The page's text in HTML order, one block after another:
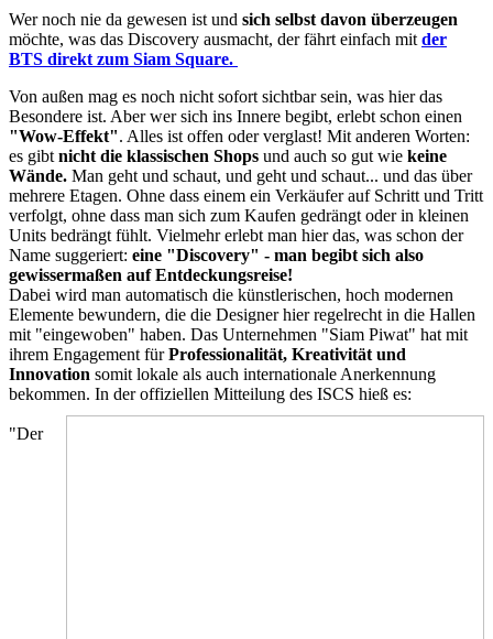
Wer noch nie da gewesen ist und sich selbst davon überzeugen
möchte, was das Discovery ausmacht, der fährt einfach mit der
BTS direkt zum Siam Square.
Von außen mag es noch nicht sofort sichtbar sein, was hier das
Besondere ist. Aber wer sich ins Innere begibt, erlebt schon einen
"Wow-Effekt". Alles ist offen oder verglast! Mit anderen Worten:
es gibt nicht die klassischen Shops und auch so gut wie keine
Wände. Man geht und schaut, und geht und schaut... und das über
mehrere Etagen. Ohne dass einem ein Verkäufer auf Schritt und Tritt
verfolgt, ohne dass man sich zum Kaufen gedrängt oder in kleinen
Units bedrängt fühlt. Vielmehr erlebt man hier das, was schon der
Name suggeriert: eine "Discovery" - man begibt sich also
gewissermaßen auf Entdeckungsreise!
Dabei wird man automatisch die künstlerischen, hoch modernen
Elemente bewundern, die die Designer hier regelrecht in die Hallen
mit "eingewoben" haben. Das Unternehmen "Siam Piwat" hat mit
ihrem Engagement fürProfessionalität, Kreativität und
Innovation somit lokale als auch internationale Anerkennung
bekommen. In der offiziellen Mitteilung des ISCS hieß es:
"Der